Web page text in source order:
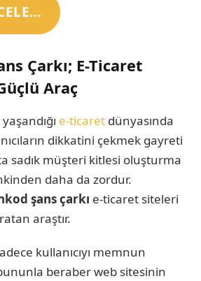
Çarkı; E-Ticaret
Araç
e-ticaret dünyasında
dikkatini çekmek gayreti
sadık müşteri kitlesi oluşturma
daha da zordur.
şans çarkı e-ticaret siteleri
araştır.
kullanıcıyı memnun
beraber web sitesinin